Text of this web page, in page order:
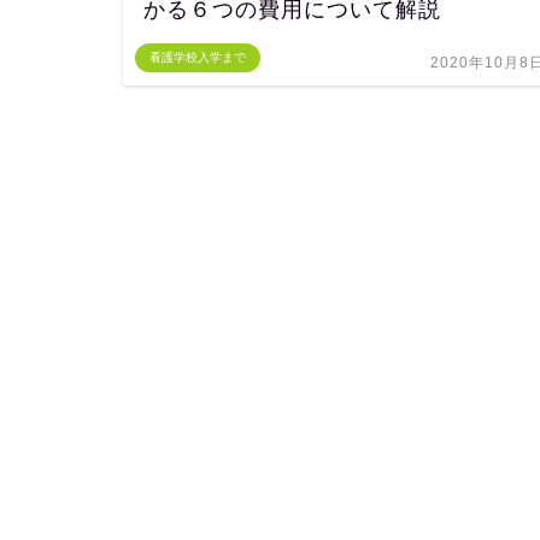
看護学校入学まで
かる６つの費用について解説
2020年10月8